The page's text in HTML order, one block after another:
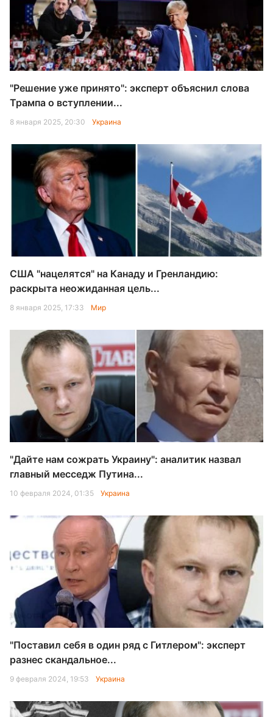
"Решение уже принято": эксперт объяснил слова
Трампа о вступлении...
8 января 2025, 20:30 Украина
США "нацелятся" на Канаду и Гренландию:
раскрыта неожиданная цель...
8 января 2025, 17:33 Мир
"Дайте нам сожрать Украину": аналитик назвал
главный месседж Путина...
10 февраля 2024, 01:35 Украина
"Поставил себя в один ряд с Гитлером": эксперт
разнес скандальное...
9 февраля 2024, 19:53 Украина